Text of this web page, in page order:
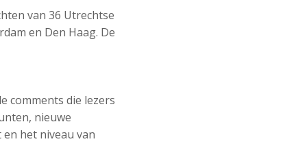
van 36 Utrechtse
en Den Haag. De
comments die lezers
nieuwe
het niveau van